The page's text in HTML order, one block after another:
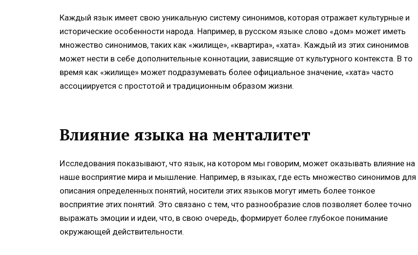
Каждый язык имеет свою уникальную систему синонимов, которая отражает культурные и
исторические особенности народа. Например, в русском языке слово «дом» может иметь
множество синонимов, таких как «жилище», «квартира», «хата». Каждый из этих синонимов
может нести в себе дополнительные коннотации, зависящие от культурного контекста. В то
время как «жилище» может подразумевать более официальное значение, «хата» часто
ассоциируется с простотой и традиционным образом жизни.
Влияние языка на менталитет
Исследования показывают, что язык, на котором мы говорим, может оказывать влияние на
наше восприятие мира и мышление. Например, в языках, где есть множество синонимов для
описания определенных понятий, носители этих языков могут иметь более тонкое
восприятие этих понятий. Это связано с тем, что разнообразие слов позволяет более точно
выражать эмоции и идеи, что, в свою очередь, формирует более глубокое понимание
окружающей действительности.